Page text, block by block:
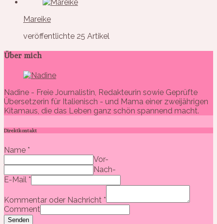
Mareike
veröffentlichte 25 Artikel
Über mich
Nadine - Freie Journalistin, Redakteurin sowie Geprüfte
Übersetzerin für Italienisch - und Mama einer zweijährigen
Kitamaus, die das Leben ganz schön spannend macht.
Direktkontakt
Name *
Vor-
Nach-
E-Mail *
Kommentar oder Nachricht *
Comment
Senden